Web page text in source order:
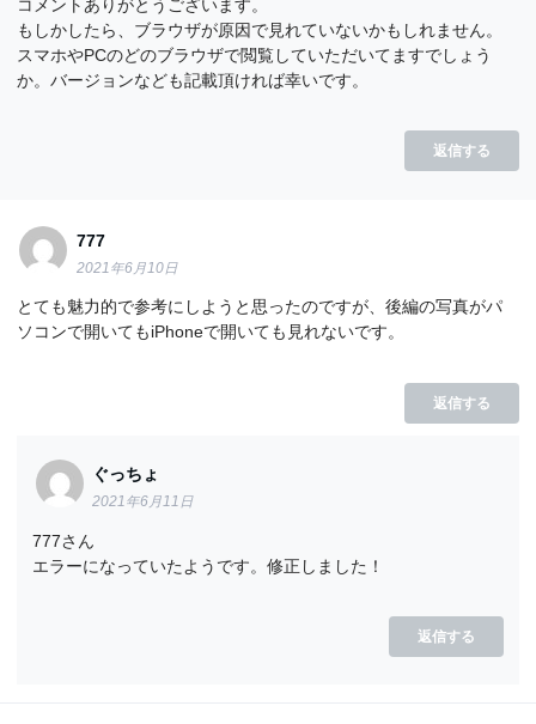
コメントありがとうございます。
もしかしたら、ブラウザが原因で見れていないかもしれません。
スマホやPCのどのブラウザで閲覧していただいてますでしょう
か。バージョンなども記載頂ければ幸いです。
返信する
777
2021年6月10日
とても魅力的で参考にしようと思ったのですが、後編の写真がパ
ソコンで開いてもiPhoneで開いても見れないです。
返信する
ぐっちょ
2021年6月11日
777さん
エラーになっていたようです。修正しました！
返信する